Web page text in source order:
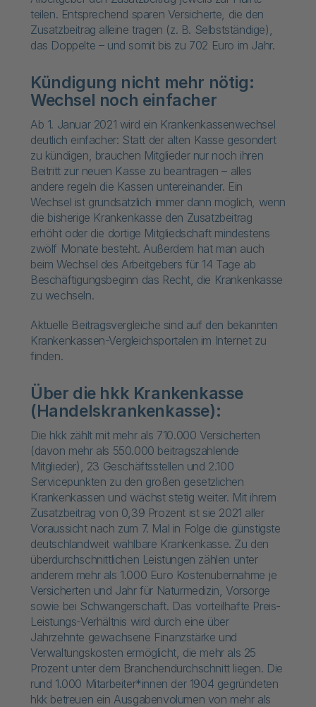
teilen. Entsprechend sparen Versicherte, die den
Zusatzbeitrag alleine tragen (z. B. Selbstständige),
das Doppelte – und somit bis zu 702 Euro im Jahr.
Kündigung nicht mehr nötig:
Wechsel noch einfacher
Ab 1. Januar 2021 wird ein Krankenkassenwechsel
deutlich einfacher: Statt der alten Kasse gesondert
zu kündigen, brauchen Mitglieder nur noch ihren
Beitritt zur neuen Kasse zu beantragen – alles
andere regeln die Kassen untereinander. Ein
Wechsel ist grundsätzlich immer dann möglich, wenn
die bisherige Krankenkasse den Zusatzbeitrag
erhöht oder die dortige Mitgliedschaft mindestens
zwölf Monate besteht. Außerdem hat man auch
beim Wechsel des Arbeitgebers für 14 Tage ab
Beschäftigungsbeginn das Recht, die Krankenkasse
zu wechseln.
Aktuelle Beitragsvergleiche sind auf den bekannten
Krankenkassen-Vergleichsportalen im Internet zu
finden.
Über die hkk Krankenkasse
(Handelskrankenkasse):
Die hkk zählt mit mehr als 710.000 Versicherten
(davon mehr als 550.000 beitragszahlende
Mitglieder), 23 Geschäftsstellen und 2.100
Servicepunkten zu den großen gesetzlichen
Krankenkassen und wächst stetig weiter. Mit ihrem
Zusatzbeitrag von 0,39 Prozent ist sie 2021 aller
Voraussicht nach zum 7. Mal in Folge die günstigste
deutschlandweit wählbare Krankenkasse. Zu den
überdurchschnittlichen Leistungen zählen unter
anderem mehr als 1.000 Euro Kostenübernahme je
Versicherten und Jahr für Naturmedizin, Vorsorge
sowie bei Schwangerschaft. Das vorteilhafte Preis-
Leistungs-Verhältnis wird durch eine über
Jahrzehnte gewachsene Finanzstärke und
Verwaltungskosten ermöglicht, die mehr als 25
Prozent unter dem Branchendurchschnitt liegen. Die
rund 1.000 Mitarbeiter*innen der 1904 gegründeten
hkk betreuen ein Ausgabenvolumen von mehr als